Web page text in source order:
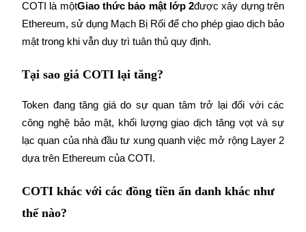
Share 500000 CASHCAT prize pool
Exclusive for BitMart Users
Precious Metals Trading Carnival
COTI là mộtGiao thức bảo mật lớp 2được xây dựng trên
Ethereum, sử dụng Mạch Bị Rối để cho phép giao dịch bảo
mật trong khi vẫn duy trì tuân thủ quy định.
Tại sao giá COTI lại tăng?
Token đang tăng giá do sự quan tâm trở lại đối với các
công nghệ bảo mật, khối lượng giao dịch tăng vọt và sự
lạc quan của nhà đầu tư xung quanh việc mở rộng Layer 2
dựa trên Ethereum của COTI.
COTI khác với các đồng tiền ẩn danh khác như
thế nào?